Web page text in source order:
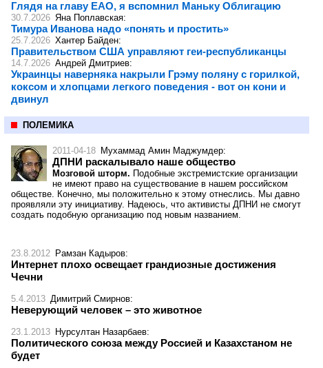
Глядя на главу ЕАО, я вспомнил Маньку Облигацию
30.7.2026 Яна Поплавская:
Тимура Иванова надо «понять и простить»
25.7.2026 Хантер Байден:
Правительством США управляют геи-республиканцы
14.7.2026 Андрей Дмитриев:
Украинцы наверняка накрыли Грэму поляну с горилкой,
коксом и хлопцами легкого поведения - вот он кони и
двинул
ПОЛЕМИКА
2011-04-18 Мухаммад Амин Маджумдер:
ДПНИ раскалывало наше общество
Мозговой шторм. Подобные экстремистские организации
не имеют право на существование в нашем российском
обществе. Конечно, мы положительно к этому отнеслись. Мы давно
проявляли эту инициативу. Надеюсь, что активисты ДПНИ не смогут
создать подобную организацию под новым названием.
23.8.2012 Рамзан Кадыров:
Интернет плохо освещает грандиозные достижения
Чечни
5.4.2013 Димитрий Смирнов:
Неверующий человек – это животное
23.1.2013 Нурсултан Назарбаев:
Политического союза между Россией и Казахстаном не
будет